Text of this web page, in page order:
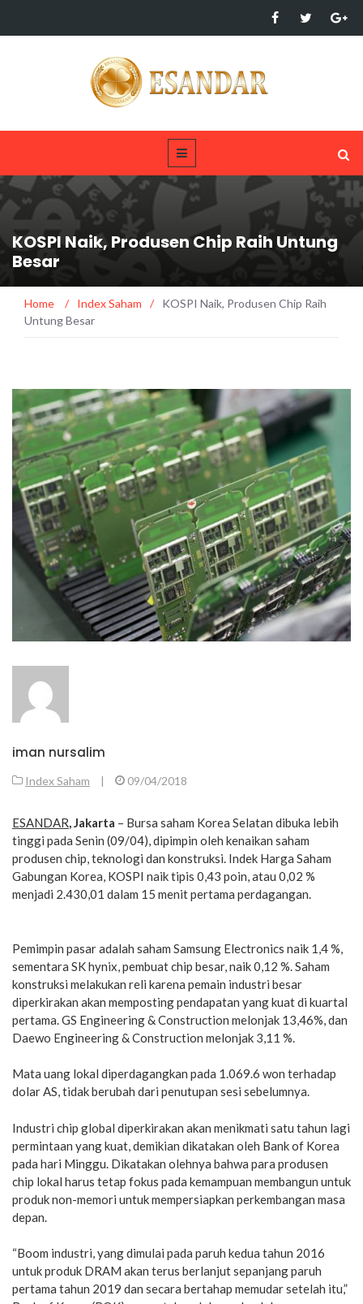
KOSPI Naik, Produsen Chip Raih Untung
Besar
Home / Index Saham /
KOSPI Naik, Produsen Chip Raih
Untung Besar
iman nursalim
Index Saham | 09/04/2018
ESANDAR , Jakarta – Bursa saham Korea Selatan dibuka lebih
tinggi pada Senin (09/04), dipimpin oleh kenaikan saham
produsen chip, teknologi dan konstruksi. Indek Harga Saham
Gabungan Korea, KOSPI naik tipis 0,43 poin, atau 0,02 %
menjadi 2.430,01 dalam 15 menit pertama perdagangan.
Pemimpin pasar adalah saham Samsung Electronics naik 1,4 %,
sementara SK hynix, pembuat chip besar, naik 0,12 %. Saham
konstruksi melakukan reli karena pemain industri besar
diperkirakan akan memposting pendapatan yang kuat di kuartal
pertama. GS Engineering & Construction melonjak 13,46%, dan
Daewo Engineering & Construction melonjak 3,11 %.
Mata uang lokal diperdagangkan pada 1.069.6 won terhadap
dolar AS, tidak berubah dari penutupan sesi sebelumnya.
Industri chip global diperkirakan akan menikmati satu tahun lagi
permintaan yang kuat, demikian dikatakan oleh Bank of Korea
pada hari Minggu. Dikatakan olehnya bahwa para produsen
chip lokal harus tetap fokus pada kemampuan membangun untuk
produk non-memori untuk mempersiapkan perkembangan masa
depan.
“Boom industri, yang dimulai pada paruh kedua tahun 2016
untuk produk DRAM akan terus berlanjut sepanjang paruh
pertama tahun 2019 dan secara bertahap memudar setelah itu,”